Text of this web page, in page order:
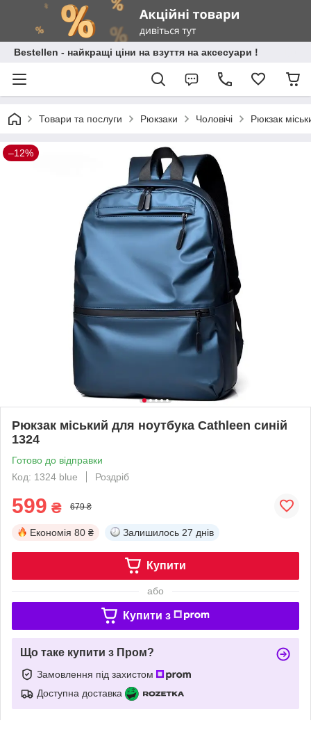
Bestellen - найкращі ціни на взуття на аксесуари !
Товари та послуги Рюкзаки Чоловічі Рюкзак
–12%
Рюкзак міський для ноутбука Cathleen синій
1324
Готово до відправки
Код: 1324 blue
Роздріб
599 ₴ 679 ₴
Економія 80 ₴ Залишилось 27 днів
Купити
або
Купити з
Що таке купити з Пром?
Замовлення під захистом
Доступна доставка